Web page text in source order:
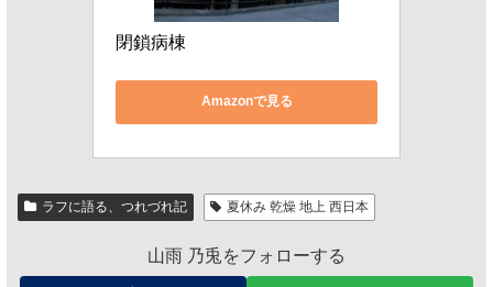
閉鎖病棟
Amazonで見る
ラフに語る、つれづれ記 夏休み 乾燥 地上 西日本
山雨 乃兎をフォローする